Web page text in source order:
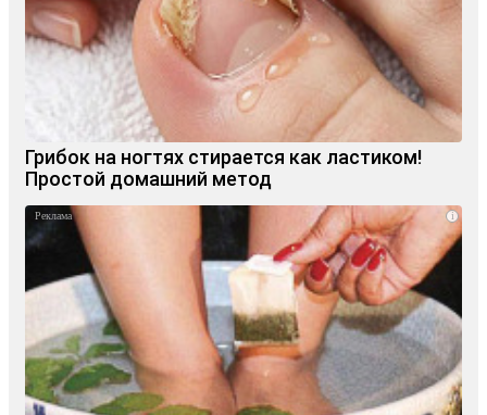
Грибок на ногтях стирается как ластиком!
Простой домашний метод
i